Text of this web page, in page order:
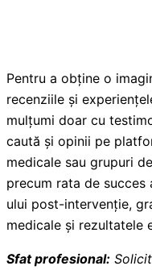
Pentru a obține o
recenziile și
mulțumi doar cu
caută și opinii pe
medicale sau grupuri
precum rata de
ului post-intervenție,
medicale și rezultatele
Sfat profesional: